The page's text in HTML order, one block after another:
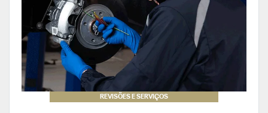
REVISÕES E SERVIÇOS